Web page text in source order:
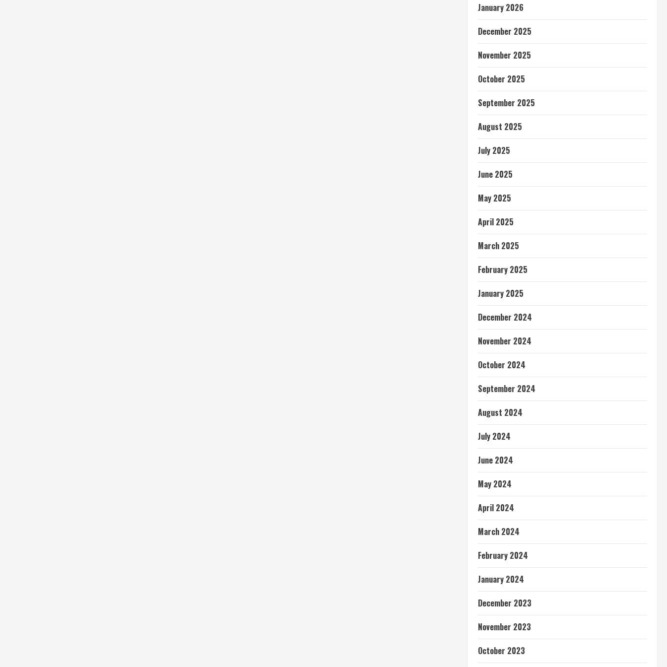
January 2026
December 2025
November 2025
October 2025
September 2025
August 2025
July 2025
June 2025
May 2025
April 2025
March 2025
February 2025
January 2025
December 2024
November 2024
October 2024
September 2024
August 2024
July 2024
June 2024
May 2024
April 2024
March 2024
February 2024
January 2024
December 2023
November 2023
October 2023